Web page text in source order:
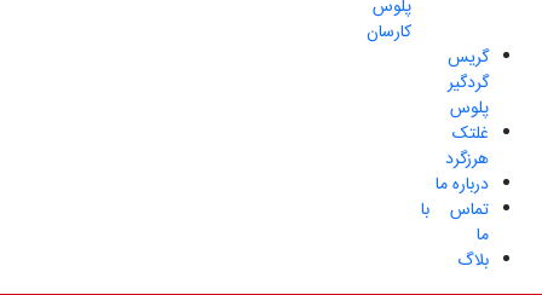
پلوس
کارسان
گریس
گردگیر
پلوس
غلتک
هرزگرد
درباره ما
تماس با
ما
بلاگ